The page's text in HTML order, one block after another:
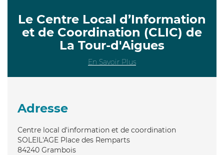
Le Centre Local d’Information
et de Coordination (CLIC) de
La Tour-d'Aigues
En Savoir Plus
Adresse
Centre local d'information et de coordination
SOLEIL'AGE Place des Remparts
84240 Grambois